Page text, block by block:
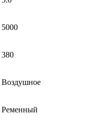
5000
380
Воздушное
Ременный